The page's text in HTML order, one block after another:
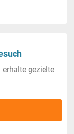
gezielte